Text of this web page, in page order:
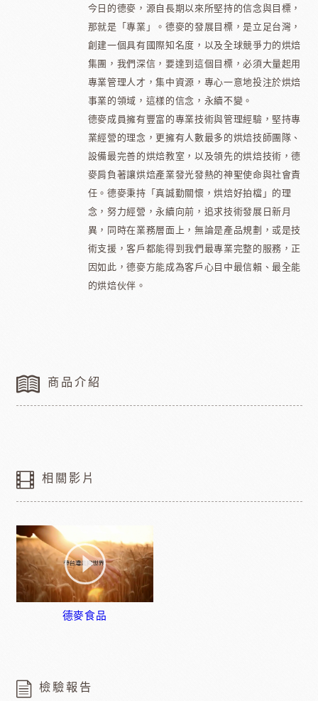
今日的德麥，源自長期以來所堅持的信念與目標，
那就是「專業」。德麥的發展目標，是立足台灣，
創建一個具有國際知名度，以及全球競爭力的烘焙
集團，我們深信，要達到這個目標，必須大量起用
專業管理人才，集中資源，專心一意地投注於烘焙
事業的領域，這樣的信念，永續不變。
德麥成員擁有豐富的專業技術與管理經驗，堅持專
業經營的理念，更擁有人數最多的烘焙技師團隊、
設備最完善的烘焙教室，以及領先的烘焙技術，德
麥肩負著讓烘焙產業發光發熱的神聖使命與社會責
任。德麥秉持「真誠勤關懷，烘焙好拍檔」的理
念，努力經營，永續向前，追求技術發展日新月
異，同時在業務層面上，無論是產品規劃，或是技
術支援，客戶都能得到我們最專業完整的服務，正
因如此，德麥方能成為客戶心目中最信賴、最全能
的烘焙伙伴。
商品介紹
相關影片
德麥食品
檢驗報告